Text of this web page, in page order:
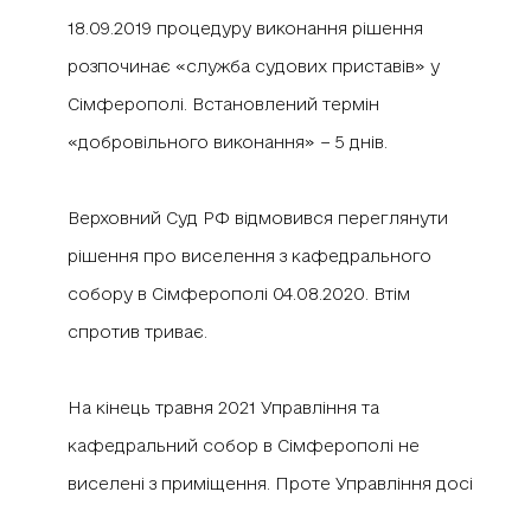
18.09.2019 процедуру виконання рішення
розпочинає «служба судових приставів» у
Сімферополі. Встановлений термін
«добровільного виконання» − 5 днів.
Верховний Суд РФ відмовився переглянути
рішення про виселення з кафедрального
собору в Сімферополі 04.08.2020. Втім
спротив триває.
На кінець травня 2021 Управління та
кафедральний собор в Сімферополі не
виселені з приміщення. Проте Управління досі